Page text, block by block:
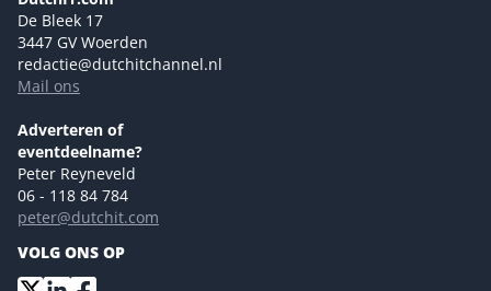
Marketingmogelijkheden 2026
Eventmogelijkheden 2026
Advertising opportunities 2026 ENG
Event opportunities 2026 ENG
Versturen
De Bleek 17
3447 GV Woerden
redactie@dutchitchannel.nl
Mail ons
Adverteren of
eventdeelname?
Peter Reyneveld
06 - 118 84 784
peter@dutchit.com
VOLG ONS OP